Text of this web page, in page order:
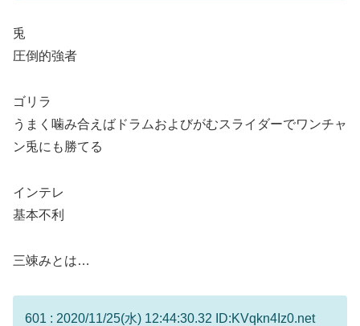
兎
圧倒的強者
ゴリラ
うまく噛み合えばドラムおよびがむスライダーでワンチャ
ン兎にも勝てる
インテレ
基本不利
三竦みとは…
601 : 2020/11/25(水) 12:44:30.32 ID:KVqkn4Iz0.net